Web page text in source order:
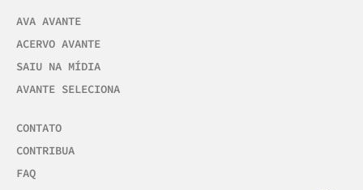
AVA AVANTE
ACERVO AVANTE
SAIU NA MÍDIA
AVANTE SELECIONA
CONTATO
CONTRIBUA
FAQ